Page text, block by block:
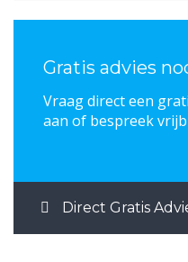
Gratis advies
Vraag direct een
aan of bespreek
Direct Gratis